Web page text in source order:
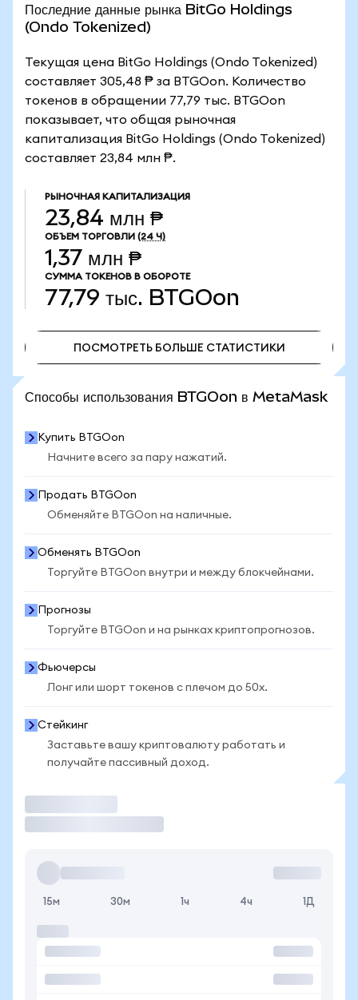
Последние данные рынка BitGo Holdings
(Ondo Tokenized)
Текущая цена BitGo Holdings (Ondo Tokenized)
составляет 305,48 ₱ за BTGOon. Количество
токенов в обращении 77,79 тыс. BTGOon
показывает, что общая рыночная
капитализация BitGo Holdings (Ondo Tokenized)
составляет 23,84 млн ₱.
РЫНОЧНАЯ КАПИТАЛИЗАЦИЯ
23,84 млн ₱
ОБЪЕМ ТОРГОВЛИ (24 Ч)
1,37 млн ₱
СУММА ТОКЕНОВ В ОБОРОТЕ
77,79 тыс. BTGOon
ПОСМОТРЕТЬ БОЛЬШЕ СТАТИСТИКИ
Способы использования BTGOon в MetaMask
Купить BTGOon
Начните всего за пару нажатий.
Продать BTGOon
Обменяйте BTGOon на наличные.
Обменять BTGOon
Торгуйте BTGOon внутри и между блокчейнами.
Прогнозы
Торгуйте BTGOon и на рынках криптопрогнозов.
Фьючерсы
Лонг или шорт токенов с плечом до 50x.
Стейкинг
Заставьте вашу криптовалюту работать и
получайте пассивный доход.
15м 30м 1ч 4ч 1Д